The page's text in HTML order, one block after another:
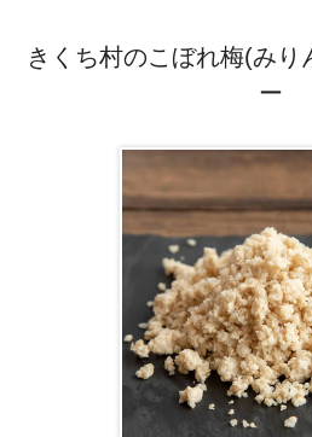
きくち村のこぼれ梅(みり
ー